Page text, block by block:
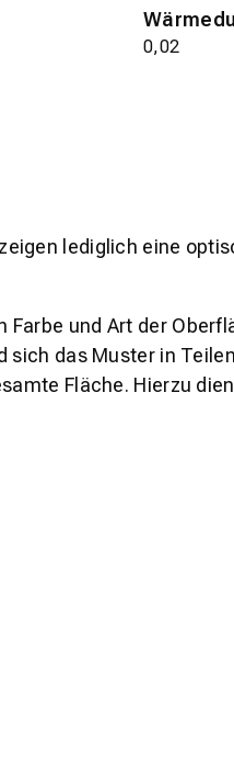
0,02
lediglich eine
und Art der
das Muster in
Fläche. Hierzu